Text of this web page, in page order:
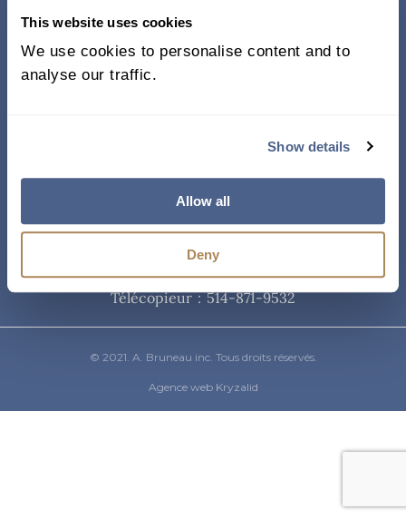
This website uses cookies
We use cookies to personalise content and to
analyse our traffic.
Show details
Allow all
Deny
338, Rue Saint-Antoine E.
Bureau 011, Montréal QC
H2Y 1A3 Canada
Téléphone
514-871-9821/ 1-800-361-8487
Télécopieur : 514-871-9532
© 2021. A. Bruneau inc. Tous droits réservés.
Agence web Kryzalid